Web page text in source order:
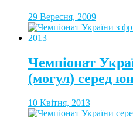
29 Вересня, 2009
Чемпіонат
(могул) серед
10 Квітня, 2013